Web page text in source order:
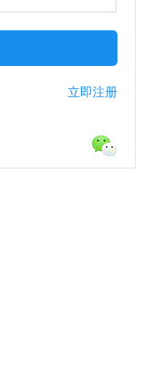
立即注册